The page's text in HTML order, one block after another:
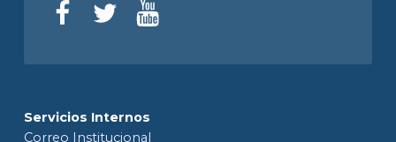
Servicios Internos
Correo Institucional